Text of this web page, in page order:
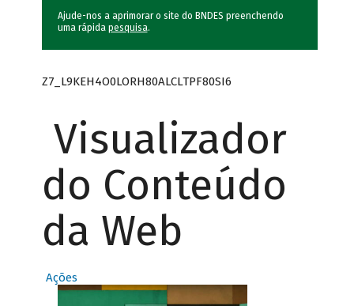
Ajude-nos a aprimorar o site do BNDES preenchendo
uma rápida pesquisa.
Z7_L9KEH4O0LORH80ALCLTPF80SI6
Visualizador
do Conteúdo
da Web
Ações